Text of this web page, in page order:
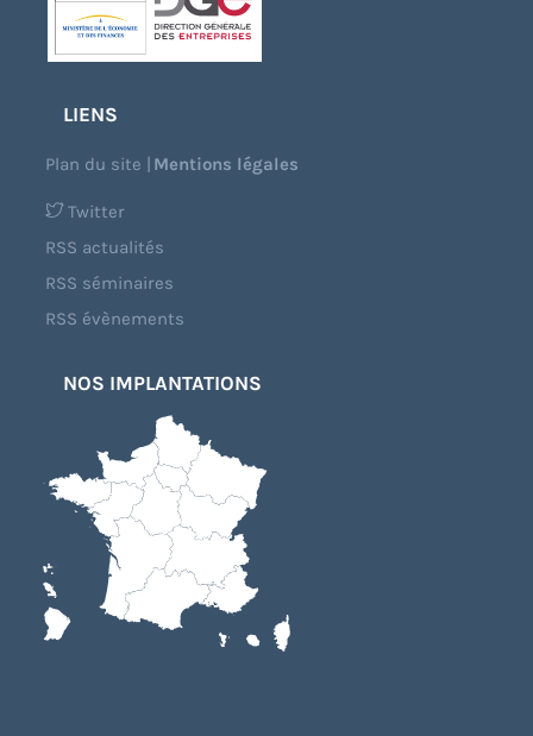
LIENS
Plan du site |Mentions légales
Twitter
RSS actualités
RSS séminaires
RSS évènements
NOS IMPLANTATIONS